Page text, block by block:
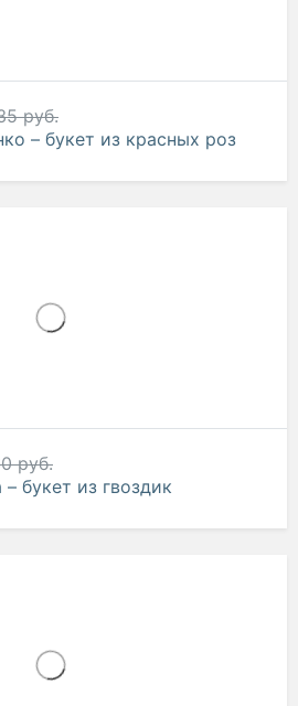
руб.
– букет из красных роз
руб.
букет из гвоздик